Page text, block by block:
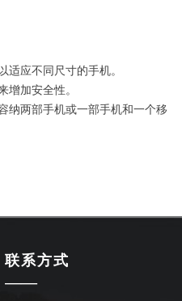
适应不同尺寸的手机。
增加安全性。
纳两部手机或一部手机和一个移
联系方式
——